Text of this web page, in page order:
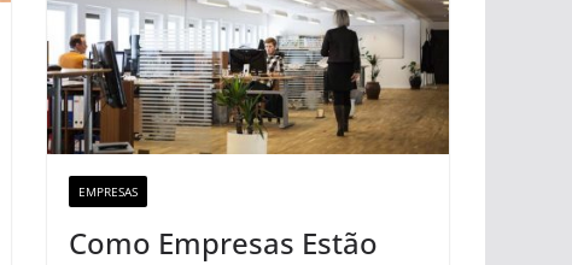
EMPRESAS
Como Empresas Estão